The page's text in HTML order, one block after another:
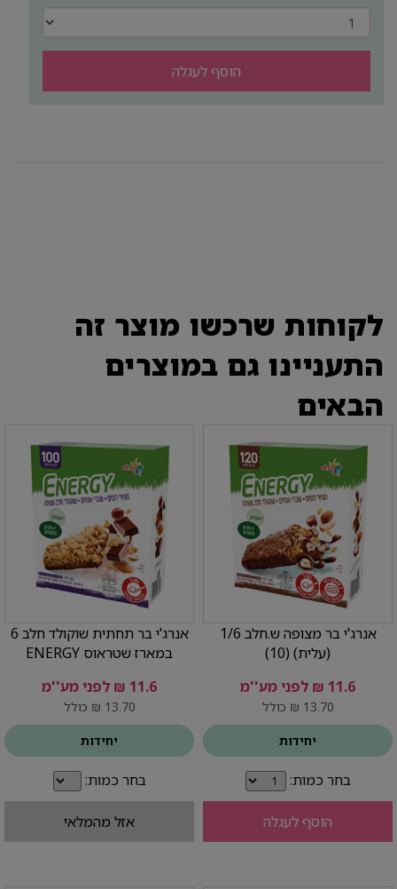
הוסף לעגלה
לקוחות שרכשו מוצר זה
התעניינו גם במוצרים
הבאים
אנרג'י בר מצופה ש.חלב 1/6
(עלית) (10)
11.6 ₪ לפני מע''מ
13.70 ₪ כולל
יחידות
בחר כמות:
הוסף לעגלה
אנרג'י בר תחתית שוקולד חלב 6
במארז שטראוס ENERGY
11.6 ₪ לפני מע''מ
13.70 ₪ כולל
יחידות
בחר כמות:
אזל מהמלאי